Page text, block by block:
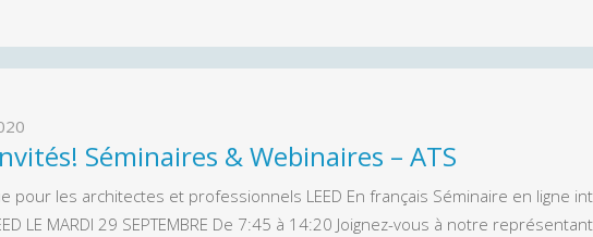
Séminaires & Webinaires – ATS
pour les architectes et professionnels LEED En français Séminaire en ligne
LE MARDI 29 SEPTEMBRE De 7:45 à 14:20 Joignez-vous à notre